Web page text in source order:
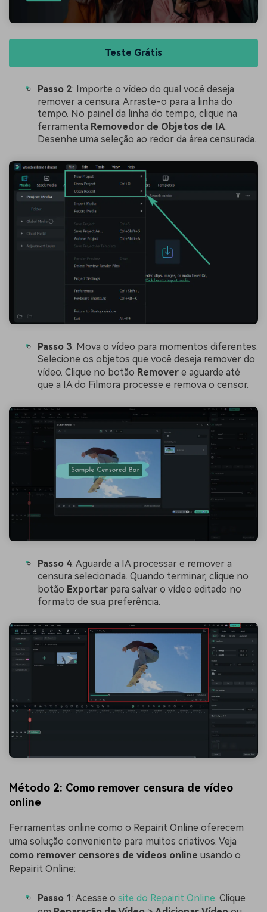
Teste Grátis
Passo 2: Importe o vídeo do qual você deseja
remover a censura. Arraste-o para a linha do
tempo. No painel da linha do tempo, clique na
ferramenta Removedor de Objetos de IA.
Desenhe uma seleção ao redor da área censurada.
Passo 3: Mova o vídeo para momentos diferentes.
Selecione os objetos que você deseja remover do
vídeo. Clique no botão Remover e aguarde até
que a IA do Filmora processe e remova o censor.
Passo 4: Aguarde a IA processar e remover a
censura selecionada. Quando terminar, clique no
botão Exportar para salvar o vídeo editado no
formato de sua preferência.
Método 2: Como remover censura de vídeo
online
Ferramentas online como o Repairit Online oferecem
uma solução conveniente para muitos criativos. Veja
como remover censores de vídeos online usando o
Repairit Online:
Passo 1 : Acesse o site do Repairit Online. Clique